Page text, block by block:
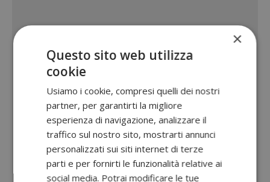
×
Questo sito web utilizza
cookie
Usiamo i cookie, compresi quelli dei nostri
partner, per garantirti la migliore
esperienza di navigazione, analizzare il
traffico sul nostro sito, mostrarti annunci
personalizzati sui siti internet di terze
parti e per fornirti le funzionalità relative ai
social media. Potrai modificare le tue